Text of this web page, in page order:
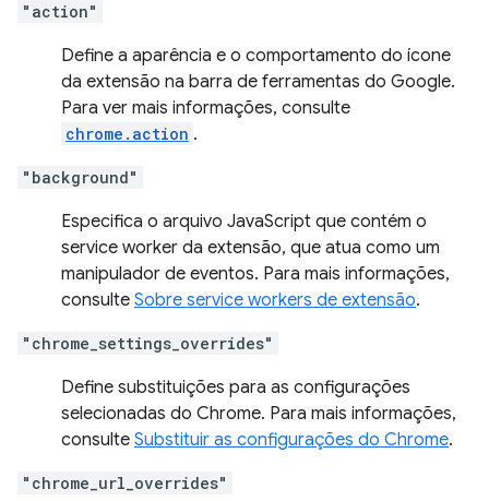
"action"
Define a aparência e o comportamento do ícone
da extensão na barra de ferramentas do Google.
Para ver mais informações, consulte
chrome.action .
"background"
Especifica o arquivo JavaScript que contém o
service worker da extensão, que atua como um
manipulador de eventos. Para mais informações,
consulte Sobre service workers de extensão.
"chrome_settings_overrides"
Define substituições para as configurações
selecionadas do Chrome. Para mais informações,
consulte Substituir as configurações do Chrome.
"chrome_url_overrides"